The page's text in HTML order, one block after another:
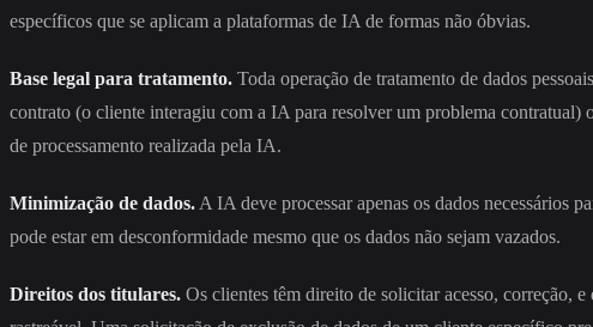
específicos que se aplicam a plataformas de IA de formas não óbvias.
Base legal para tratamento. Toda operação de tratamento de dados
contrato (o cliente interagiu com a IA para resolver um problema contratual)
de processamento realizada pela IA.
Minimização de dados.A IA deve processar apenas os dados necessários
pode estar em desconformidade mesmo que os dados não sejam vazados.
Direitos dos titulares. Os clientes têm direito de solicitar acesso, correção,